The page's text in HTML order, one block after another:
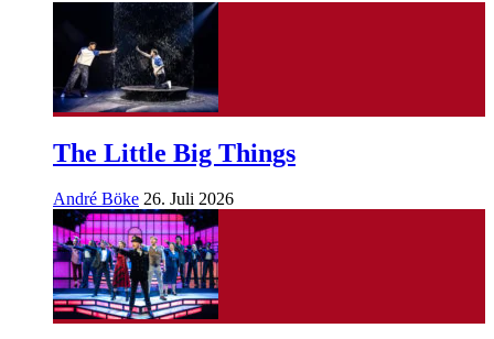
The Little Big Things
André Böke 26. Juli 2026